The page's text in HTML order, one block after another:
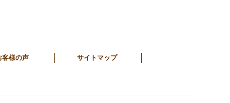
客様の声 サイトマップ